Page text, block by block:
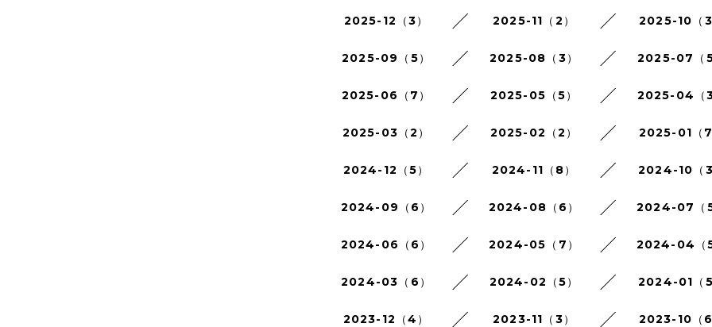
2025-12（3） 2025-11（2） 2025-10（3
2025-09（5） 2025-08（3） 2025-07（5
2025-06（7） 2025-05（5） 2025-04（3
2025-03（2） 2025-02（2） 2025-01（7
2024-12（5） 2024-11（8） 2024-10（3
2024-09（6） 2024-08（6） 2024-07（5
2024-06（6） 2024-05（7） 2024-04（5
2024-03（6） 2024-02（5） 2024-01（5
2023-12（4） 2023-11（3） 2023-10（6